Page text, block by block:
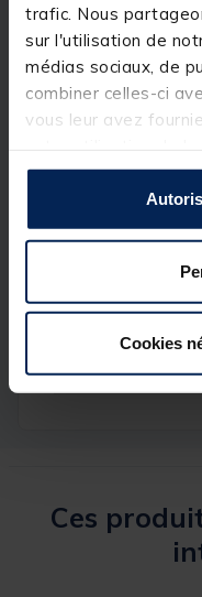
trafic. Nous
sur l'utilisation de
médias sociaux, de
combiner celles-ci
vous leur avez
Cookies
WAGGLER à Bulbe
provoquer un
Bulbe lesté
Tube de 5 mm en
Antenne très visible
Portance sur la ligne
Disponible en 5
Marque
Ces